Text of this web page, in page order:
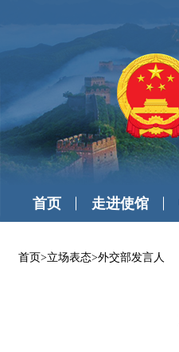
首页 走进使馆
首页>立场表态>外交部发言人